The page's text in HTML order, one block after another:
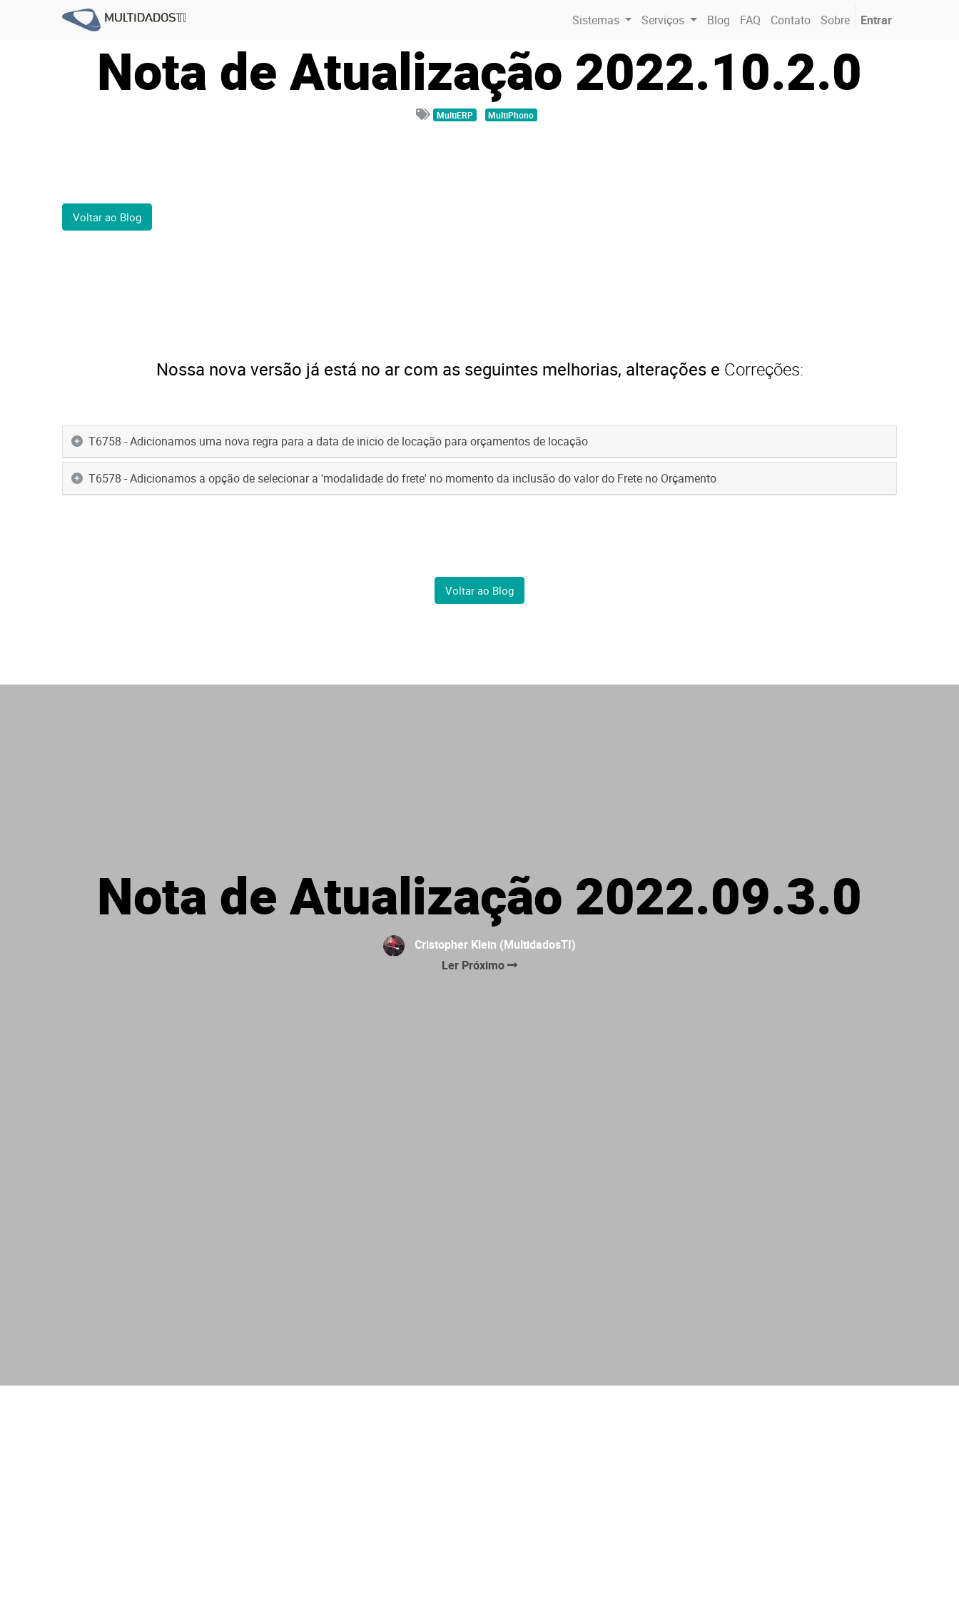
Sistemas Serviços Blog FAQ Contato Sobre Entrar
Nota de Atualização 2022.10.2.0
MultiERP MultiPhono
Voltar ao Blog
Nossa nova versão já está no ar com as seguintes melhorias, alterações e Correções:
T6758 - Adicionamos uma nova regra para a data de inicio de locação para orçamentos de locação
T6578 - Adicionamos a opção de selecionar a 'modalidade do frete' no momento da inclusão do valor do Frete no Orçamento
Voltar ao Blog
Nota de Atualização 2022.09.3.0
Cristopher Klein (MultidadosTI)
Ler Próximo